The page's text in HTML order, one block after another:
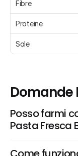
Fibre
Proteine
Sale
Domande
Posso farmi
Pasta Fresca